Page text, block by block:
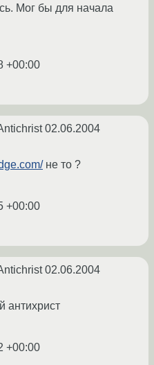
Мог бы для начала
+00:00
02.06.2004
не то ?
+00:00
02.06.2004
антихрист
+00:00